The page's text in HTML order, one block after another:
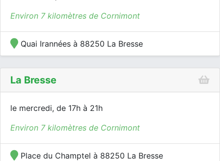
Environ 7 kilomètres de Cornimont
Quai Irannées à 88250 La Bresse
La Bresse
le mercredi, de 17h à 21h
Environ 7 kilomètres de Cornimont
Place du Champtel à 88250 La Bresse